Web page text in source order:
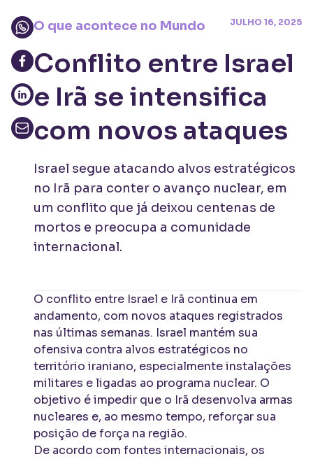
O que acontece no Mundo JULHO 16, 2025
Conflito entre Israel
e Irã se intensifica
com novos ataques
Israel segue atacando alvos estratégicos
no Irã para conter o avanço nuclear, em
um conflito que já deixou centenas de
mortos e preocupa a comunidade
internacional.
O conflito entre Israel e Irã continua em
andamento, com novos ataques registrados
nas últimas semanas. Israel mantém sua
ofensiva contra alvos estratégicos no
território iraniano, especialmente instalações
militares e ligadas ao programa nuclear. O
objetivo é impedir que o Irã desenvolva armas
nucleares e, ao mesmo tempo, reforçar sua
posição de força na região.
De acordo com fontes internacionais, os